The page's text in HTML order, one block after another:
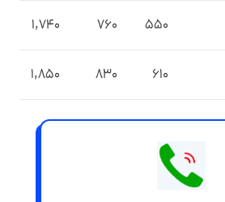
550
760
1,740
610
830
1,850